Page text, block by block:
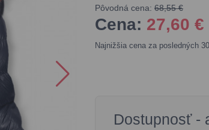
Pôvodná cena: 68,55 €
Cena: 27,60 €
Najnižšia cena za posledných
Dostupnosť -